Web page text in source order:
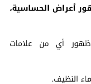
أعراض الحساسية،
أي من علامات
النظيف.